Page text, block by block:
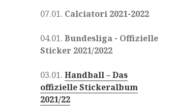
07.01. Calciatori 2021-2022
04.01.Bundesliga - Offizielle
Sticker 2021/2022
03.01.Handball – Das
offizielle Stickeralbum
2021/22